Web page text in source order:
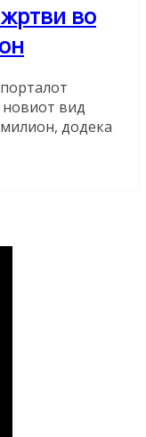
во
новиот вид
додека